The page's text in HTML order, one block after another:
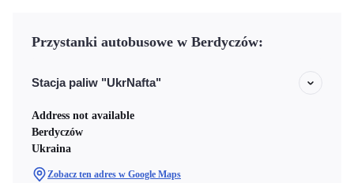
Przystanki autobusowe w Berdyczów:
Stacja paliw "UkrNafta"
Address not available
Berdyczów
Ukraina
Zobacz ten adres w Google Maps